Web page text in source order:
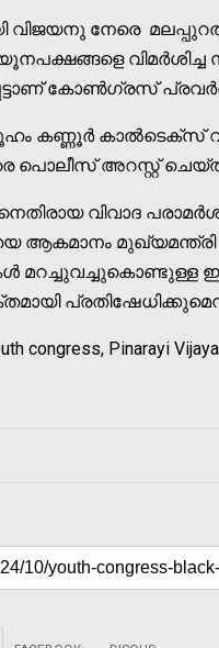
നേരെ
വിമര്‍ശിച്ച
കോണ്‍ഗ്രസ്
കണ്ണൂര്‍ കാല്‍ടെക്‌സ്
പൊലീസ് അറസ്റ്റ് ചെയ്ത്
വിവാദ
ആകമാനം
മറച്ചുവച്ചുകൊണ്ടുള്ള
congress, Pinarayi